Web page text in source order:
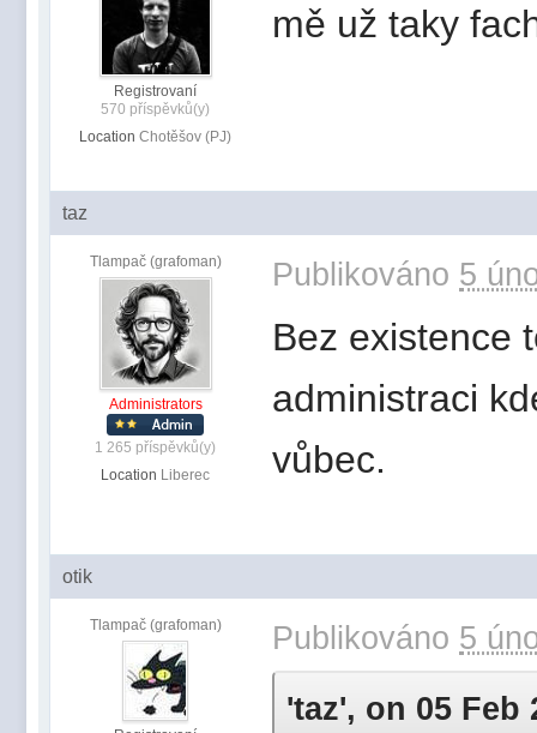
Registrovaní
570 příspěvků(y)
Location Chotěšov (PJ)
mě už taky
taz
Tlampač (grafoman)
Administrators
1 265 příspěvků(y)
Location Liberec
Publikováno 5
Bez existence
administraci
vůbec.
otik
Tlampač (grafoman) Publikováno 5
'taz', on 05 Feb